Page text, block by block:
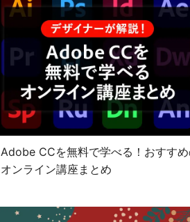
Adobe CCを無料で学べる！おすす
オンライン講座まとめ